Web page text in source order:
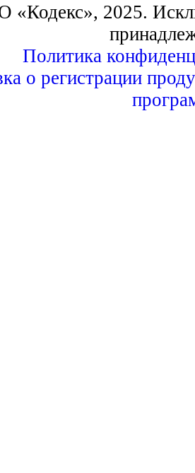
«Кодекс», 2025.
Политика
о регистрации